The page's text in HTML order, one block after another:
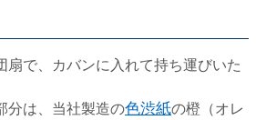
扇で、カバンに入れて持ち運びいた
分は、当社製造の色渋紙の橙（オレ